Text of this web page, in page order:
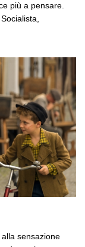
più a pensare.
sensazione